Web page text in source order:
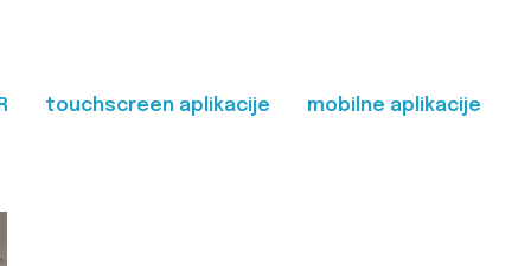
touchscreen aplikacije mobilne aplikacije